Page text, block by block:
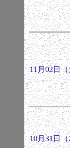
11月02日
10月31日